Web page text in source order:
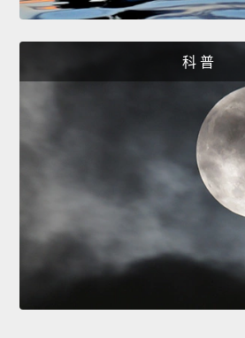
科 普